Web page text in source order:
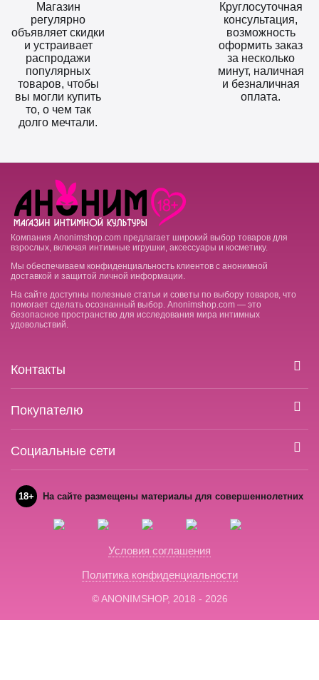
Магазин
регулярно
объявляет скидки
и устраивает
распродажи
популярных
товаров, чтобы
вы могли купить
то, о чем так
долго мечтали.
Круглосуточная
консультация,
возможность
оформить заказ
за несколько
минут, наличная
и безналичная
оплата.
Компания Anonimshop.com предлагает широкий выбор товаров для
взрослых, включая интимные игрушки, аксессуары и косметику.
Мы обеспечиваем конфиденциальность клиентов с анонимной
доставкой и защитой личной информации.
На сайте доступны полезные статьи и советы по выбору товаров, что
помогает сделать осознанный выбор. Anonimshop.com — это
безопасное пространство для исследования мира интимных
удовольствий.
Контакты
Покупателю
Социальные сети
18+ На сайте размещены материалы для совершеннолетних
Условия соглашения
Политика конфиденциальности
© ANONIMSHOP, 2018 - 2026